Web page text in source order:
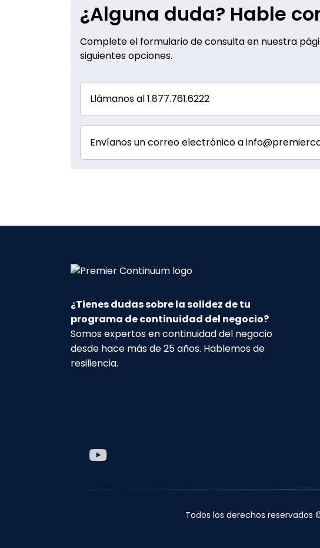
¿Alguna duda? Hable
Complete el formulario de consulta en nuestra
siguientes opciones.
Llámanos al 1.877.761.6222
Envíanos un correo electrónico a
¿Tienes dudas sobre la solidez de tu
programa de continuidad del negocio?
Somos expertos en continuidad del negocio
desde hace más de 25 años. Hablemos de
resiliencia.
Todos los derechos reservados